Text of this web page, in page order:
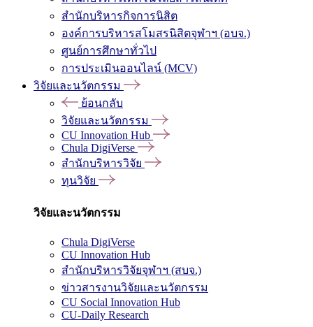
สำนักบริหารกิจการนิสิต
องค์การบริหารสโมสรนิสิตจุฬาฯ (อบจ.)
ศูนย์การศึกษาทั่วไป
การประเมินออนไลน์ (MCV)
วิจัยและนวัตกรรม
ย้อนกลับ
วิจัยและนวัตกรรม
CU Innovation Hub
Chula DigiVerse
สำนักบริหารวิจัย
ทุนวิจัย
วิจัยและนวัตกรรม
Chula DigiVerse
CU Innovation Hub
สำนักบริหารวิจัยจุฬาฯ (สบจ.)
ข่าวสารงานวิจัยและนวัตกรรม
CU Social Innovation Hub
CU-Daily Research